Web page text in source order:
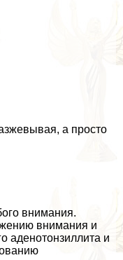
а просто
внимания.
внимания и
аденотонзиллита и